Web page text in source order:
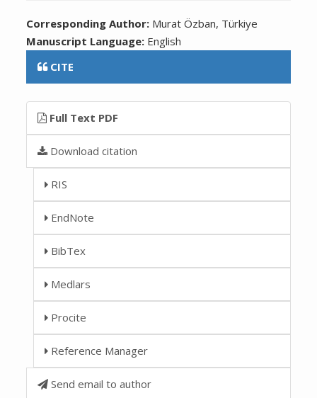
Corresponding Author: Murat Özban, Türkiye
Manuscript Language: English
CITE
Full Text PDF
Download citation
RIS
EndNote
BibTex
Medlars
Procite
Reference Manager
Send email to author